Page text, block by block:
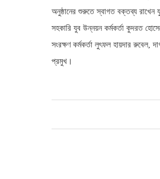
অনুষ্ঠানের শুরুতে স্বাগত বক্তব্য রাখেন
সহকারি যুব উন্নয়ন কর্মকর্তা কুদরত
সংরক্ষণ কর্মকর্তা লুৎফল হায়দার রুবেল,
প্রমুখ।